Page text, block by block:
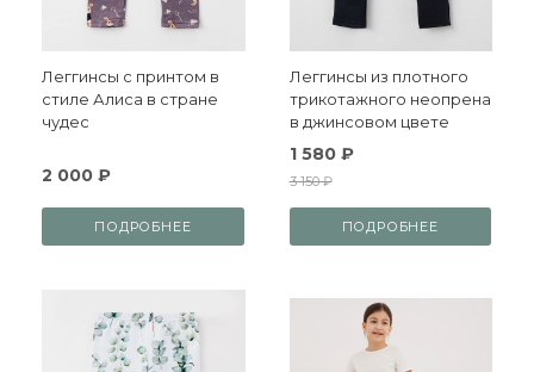
Леггинсы с принтом в
стиле Алиса в стране
чудес
2 000 ₽
ПОДРОБНЕЕ
Леггинсы из плотного
трикотажного неопрена
в джинсовом цвете
1 580 ₽
3 150 ₽
ПОДРОБНЕЕ